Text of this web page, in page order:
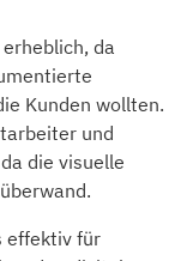
da
Kunden wollten.
und
die visuelle
effektiv für